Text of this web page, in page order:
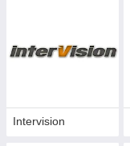
Intervision